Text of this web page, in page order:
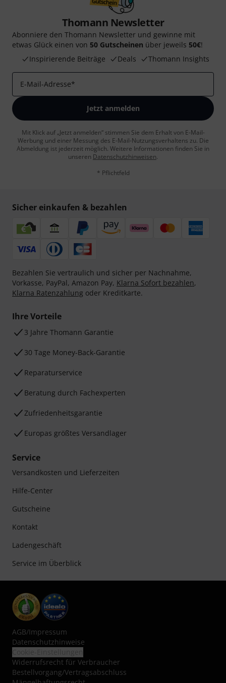
Thomann Newsletter
Abonniere den Thomann Newsletter und gewinne mit
etwas Glück einen von 50 Gutscheinen über jeweils 50€!
Inspirierende Beiträge
Deals Thomann Insights
E-Mail-Adresse*
Jetzt anmelden
Mit Klick auf „Jetzt anmelden“ stimmen Sie dem Erhalt von E-Mail-
Werbung und einer Messung des E-Mail-Nutzungsverhaltens zu. Die
Abmeldung ist jederzeit möglich. Weitere Informationen finden Sie in
unseren Datenschutzhinweisen.
* Pflichtfeld
Sicher einkaufen & bezahlen
Bezahlen Sie vertraulich und sicher per Nachnahme,
Vorkasse, PayPal, Amazon Pay, Klarna Sofort bezahlen,
Klarna Ratenzahlung oder Kreditkarte.
Ihre Vorteile
3 Jahre Thomann Garantie
30 Tage Money-Back-Garantie
Reparaturservice
Beratung durch Fachexperten
Zufriedenheitsgarantie
Europas größtes Versandlager
Service
Versandkosten und Lieferzeiten
Hilfe-Center
Gutscheine
Kontakt
Ladengeschäft
Service im Überblick
AGB/Impressum
Datenschutzhinweise
Widerrufsrecht für Verbraucher
Bestellvorgang/Vertragsabschluss